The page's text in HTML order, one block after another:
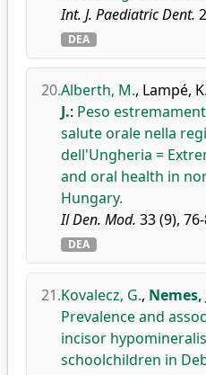
Int. J. Paediatric Dent.
DEA
20.Alberth, M., Lampé, K.
J.: Peso
salute orale nella
dell'Ungheria =
and oral health in
Hungary.
Il Den. Mod. 33 (9),
DEA
21.Kovalecz, G., Nemes,
Prevalence and
incisor
schoolchildren in